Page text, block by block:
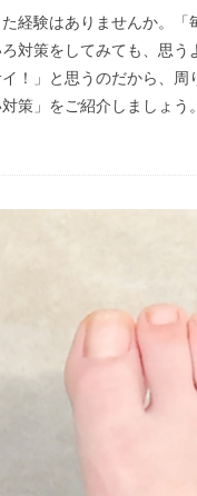
経験はありませんか。
対策をしてみても、思う
！」と思うのだから、周
策」をご紹介しましょう。